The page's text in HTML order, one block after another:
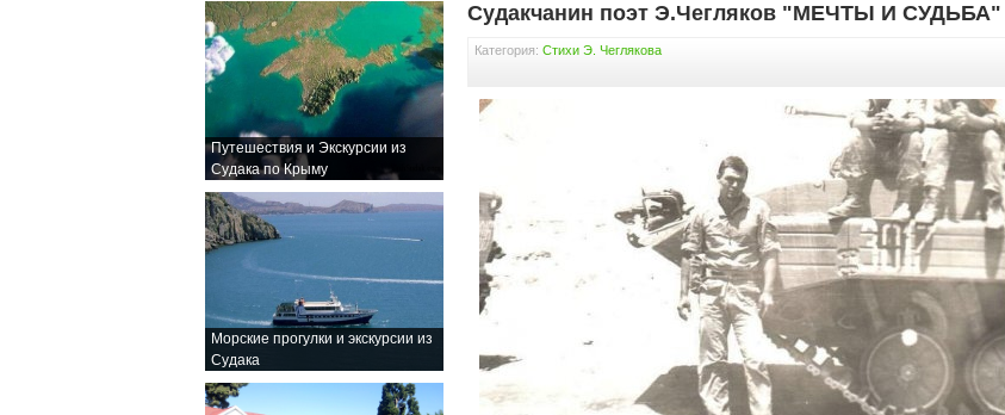
Путешествия и Экскурсии из
Судака по Крыму
Морские прогулки и экскурсии из
Судака
Судакчанин поэт Э.Чегляков "МЕЧТЫ И СУДЬБА"
Категория: Стихи Э. Чеглякова